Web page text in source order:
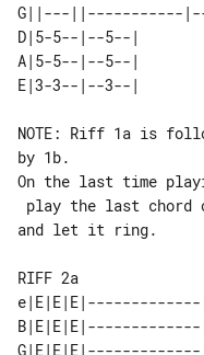
G||---||-----------
D|5-5--|--
A|5-5--|--
NOTE: Riff 1a is
by 1b.
On the last time
and let it ring.
RIFF 2a